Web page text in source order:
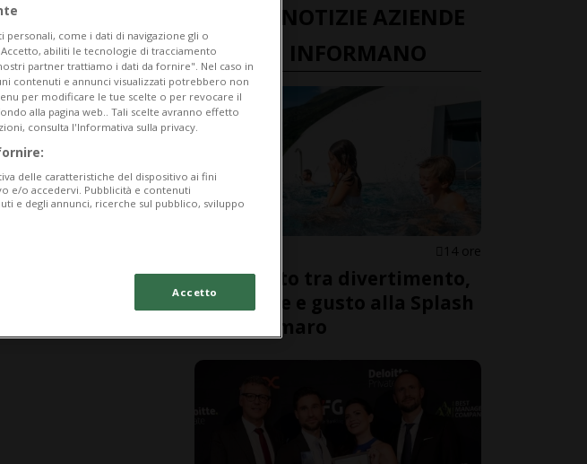
ULTIME NOTIZIE AZIENDE
TICINESI INFORMANO
14 ore
Ferragosto tra divertimento,
benessere e gusto alla Splash
& Spa Tamaro
personali, come i dati di navigazione gli o
abiliti le tecnologie di tracciamento
partner trattiamo i dati da fornire". Nel caso in
contenuti e annunci visualizzati potrebbero non
per modificare le tue scelte o per revocare il
alla pagina web.. Tali scelte avranno effetto
consulta l'Informativa sulla privacy.
delle caratteristiche del dispositivo ai fini
e/o accedervi. Pubblicità e contenuti
e degli annunci, ricerche sul pubblico, sviluppo
Accetto